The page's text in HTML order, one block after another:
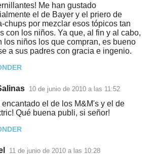
Me han gustado
el de Bayer y el priero de
chups por mezclar esos tópicos tan
con los niños. Ya que, al fin y al cabo,
los niños los que compran, es bueno
a sus padres con gracia e ingenio.
10 de junio de 2010 a las 11:52
encantado el de los M&M's y el de
Qué buena publi, si señor!
11 de junio de 2010 a las 10:28